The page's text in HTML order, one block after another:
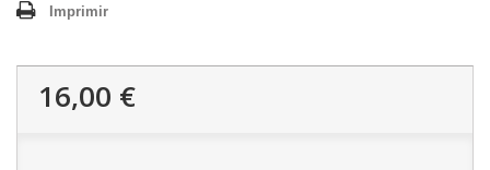
Imprimir
16,00 €